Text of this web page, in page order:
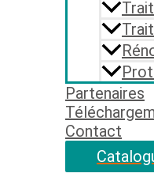
Partenaires
Contact